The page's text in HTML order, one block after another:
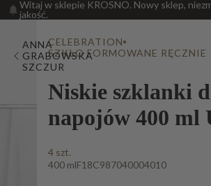
Witaj w sklepie KROSNO. Nowy sklep,
jakość.
ANNA
GRABOWSKA
SZCZUR
CELEBRATION
SZKŁO FORMOWANE RĘCZNIE
Niskie szklanki
napojów 400 ml
4 szt.
400 mlF18C987040004010